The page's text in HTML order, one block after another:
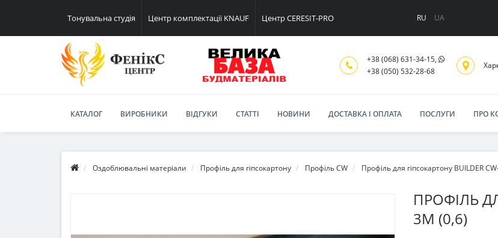
Тонувальна студія Центр комплектації KNAUF Центр CERESIT-PRO RU UA
+38 (068) 631-34-15,
+38 (050) 532-28-68
КАТАЛОГ ВИРОБНИКИ ВІДГУКИ СТАТТІ НОВИНИ ДОСТАВКА І ОПЛАТА ПОСЛУГИ ПРО
Оздоблювальні матеріали Профіль для гіпсокартону Профіль CW Профіль для гіпсокартону BUILDER
ПРОФІЛЬ
3М (0,6)